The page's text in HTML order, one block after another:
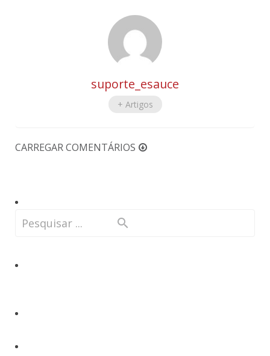
suporte_esauce
+ Artigos
CARREGAR COMENTÁRIOS